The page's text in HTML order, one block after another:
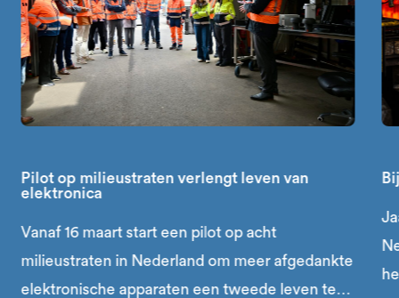
Pilot op milieustraten verlengt leven van
elektronica
Vanaf 16 maart start een pilot op acht
milieustraten in Nederland om meer afgedankte
elektronische apparaten een tweede leven te